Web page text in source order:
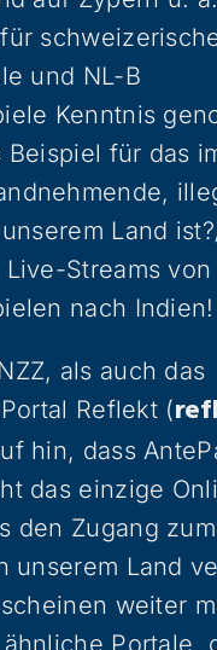
und NL-B
Kenntnis
Beispiel für das
Land
Streams von
nach Indien!
als auch das
Reflekt (
hin, dass
das einzige
den Zugang
unserem Land
weiter
Portale